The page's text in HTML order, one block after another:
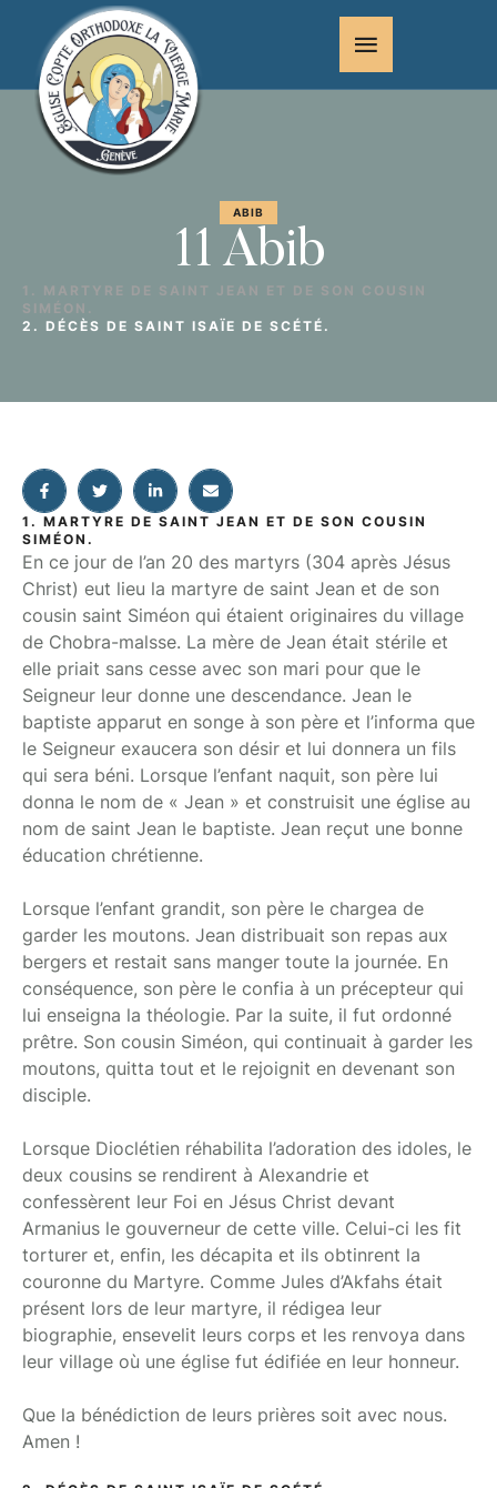
ABIB
11 Abib
1. MARTYRE DE SAINT JEAN ET DE SON COUSIN
SIMÉON.
2. DÉCÈS DE SAINT ISAÏE DE SCÉTÉ.
1. MARTYRE DE SAINT JEAN ET DE SON COUSIN
SIMÉON.
En ce jour de l’an 20 des martyrs (304 après Jésus
Christ) eut lieu la martyre de saint Jean et de son
cousin saint Siméon qui étaient originaires du village
de Chobra-malsse. La mère de Jean était stérile et
elle priait sans cesse avec son mari pour que le
Seigneur leur donne une descendance. Jean le
baptiste apparut en songe à son père et l’informa que
le Seigneur exaucera son désir et lui donnera un fils
qui sera béni. Lorsque l’enfant naquit, son père lui
donna le nom de « Jean » et construisit une église au
nom de saint Jean le baptiste. Jean reçut une bonne
éducation chrétienne.
Lorsque l’enfant grandit, son père le chargea de
garder les moutons. Jean distribuait son repas aux
bergers et restait sans manger toute la journée. En
conséquence, son père le confia à un précepteur qui
lui enseigna la théologie. Par la suite, il fut ordonné
prêtre. Son cousin Siméon, qui continuait à garder les
moutons, quitta tout et le rejoignit en devenant son
disciple.
Lorsque Dioclétien réhabilita l’adoration des idoles, le
deux cousins se rendirent à Alexandrie et
confessèrent leur Foi en Jésus Christ devant
Armanius le gouverneur de cette ville. Celui-ci les fit
torturer et, enfin, les décapita et ils obtinrent la
couronne du Martyre. Comme Jules d’Akfahs était
présent lors de leur martyre, il rédigea leur
biographie, ensevelit leurs corps et les renvoya dans
leur village où une église fut édifiée en leur honneur.
Que la bénédiction de leurs prières soit avec nous.
Amen !